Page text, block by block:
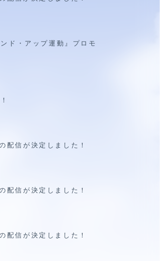
ド・アップ運動』プロモ
信が決定しました！
信が決定しました！
信が決定しました！